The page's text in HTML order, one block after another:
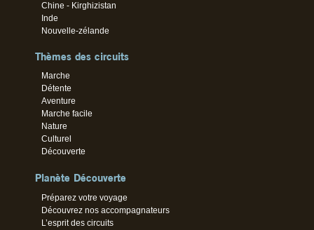
Chine - Kirghizistan
Inde
Nouvelle-zélande
Thèmes des circuits
Marche
Détente
Aventure
Marche facile
Nature
Culturel
Découverte
Planète Découverte
Préparez votre voyage
Découvrez nos accompagnateurs
L’esprit des circuits